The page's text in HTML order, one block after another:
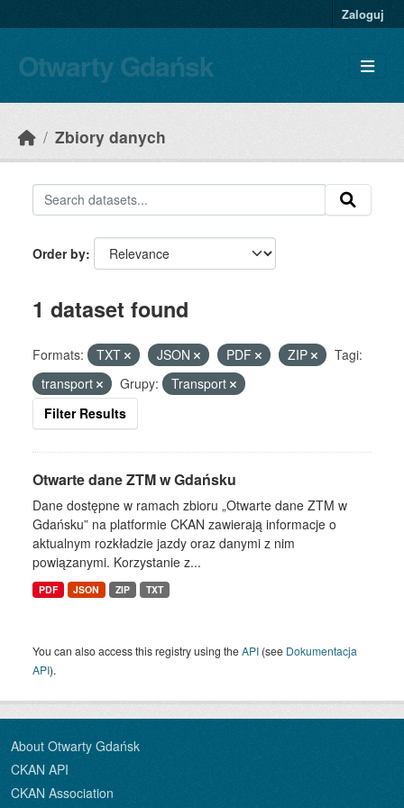
Zaloguj
Otwarty Gdańsk
Zbiory danych
Order by
1 dataset found
Formats: TXT JSON PDF ZIP
Tagi:
transport
Grupy:
Transport
Filter Results
Otwarte dane ZTM w Gdańsku
Dane dostępne w ramach zbioru „Otwarte dane ZTM w
Gdańsku” na platformie CKAN zawierają informacje o
aktualnym rozkładzie jazdy oraz danymi z nim
powiązanymi. Korzystanie z...
PDF JSON ZIP TXT
You can also access this registry using theAPI (see Dokumentacja
API).
About Otwarty Gdańsk
CKAN API
CKAN Association